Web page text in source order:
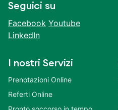
Seguici su
Facebook Youtube
LinkedIn
I nostri Servizi
Prenotazioni Online
Referti Online